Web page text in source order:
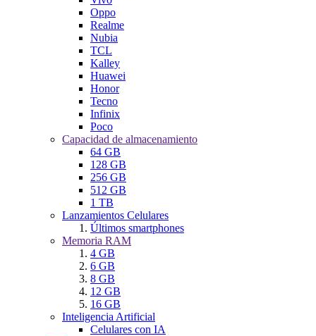
Oppo
Realme
Nubia
TCL
Kalley
Huawei
Honor
Tecno
Infinix
Poco
Capacidad de almacenamiento
64 GB
128 GB
256 GB
512 GB
1 TB
Lanzamientos Celulares
Últimos smartphones
Memoria RAM
4 GB
6 GB
8 GB
12 GB
16 GB
Inteligencia Artificial
Celulares con IA